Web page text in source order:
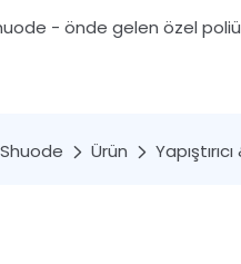
- önde gelen özel
Shuode Ürün